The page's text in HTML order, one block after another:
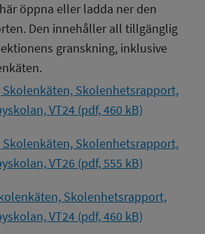
öppna eller ladda ner den
Den innehåller all tillgänglig
granskning, inklusive
Skolenkäten, Skolenhetsrapport,
VT24 (pdf, 460 kB)
Skolenkäten, Skolenhetsrapport,
VT26 (pdf, 555 kB)
Skolenhetsrapport,
VT24 (pdf, 460 kB)